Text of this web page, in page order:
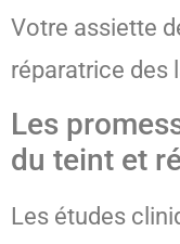
Votre assiette
réparatrice des
Les
du teint et
Les études